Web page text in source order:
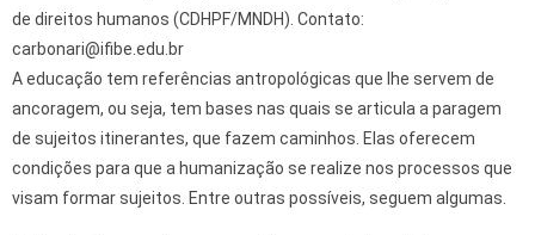
de direitos humanos (CDHPF/MNDH). Contato:
carbonari@ifibe.edu.br
A educação tem referências antropológicas que lhe servem de
ancoragem, ou seja, tem bases nas quais se articula a paragem
de sujeitos itinerantes, que fazem caminhos. Elas oferecem
condições para que a humanização se realize nos processos que
visam formar sujeitos. Entre outras possíveis, seguem algumas.